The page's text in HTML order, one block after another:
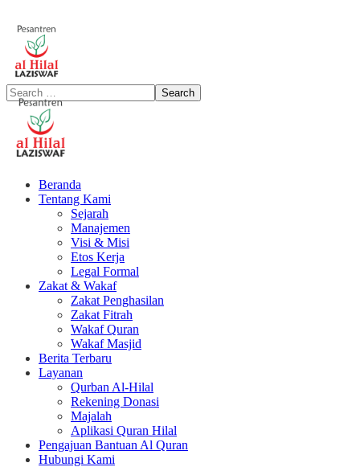
Beranda
Tentang Kami
Sejarah
Manajemen
Visi & Misi
Etos Kerja
Legal Formal
Zakat & Wakaf
Zakat Penghasilan
Zakat Fitrah
Wakaf Quran
Wakaf Masjid
Berita Terbaru
Layanan
Qurban Al-Hilal
Rekening Donasi
Majalah
Aplikasi Quran Hilal
Pengajuan Bantuan Al Quran
Hubungi Kami